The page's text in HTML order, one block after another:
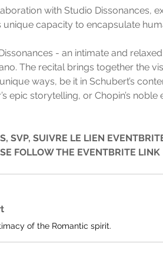
with Studio Dissonances,
unique capacity to encapsulate
- an intimate and
The recital brings together the
ways, be it in Schubert’s
epic storytelling, or Chopin’s
SVP, SUIVRE LE LIEN
FOLLOW THE EVENTBRITE
of the Romantic spirit.